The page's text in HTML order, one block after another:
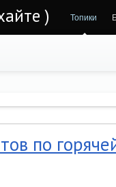
) Топики
по